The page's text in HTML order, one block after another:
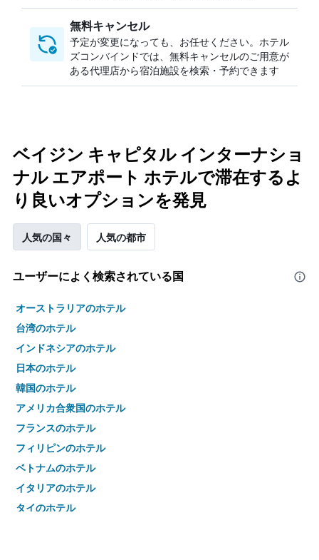
無料キャンセル
予定が変更になっても、お任せください。ホテル
ズコンバインドでは、無料キャンセルのご用意が
ある代理店から宿泊施設を検索・予約できます
ベイジン キャピタル インターナショ
ナル エアポート ホテルで滞在するよ
り良いオプションを発見
人気の国々 人気の都市
ユーザーによく検索されている国
オーストラリアのホテル
台湾のホテル
インドネシアのホテル
日本のホテル
韓国のホテル
アメリカ合衆国のホテル
フランスのホテル
フィリピンのホテル
ベトナムのホテル
イタリアのホテル
タイのホテル